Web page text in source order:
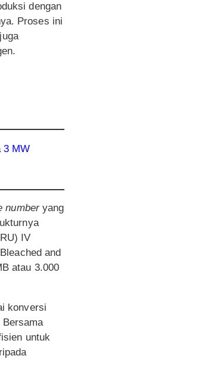
dengan
Proses ini
3 MW
numberyang
IV
and
atau 3.000
konversi
untuk